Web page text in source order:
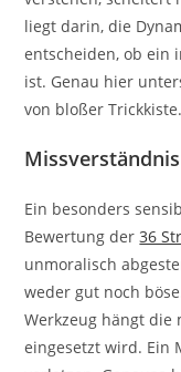
liegt darin, die
entscheiden, ob ein
ist. Genau hier
von bloßer Trickkiste.
Ein besonders
Bewertung der36
unmoralisch
weder gut noch
Werkzeug hängt die
eingesetzt wird. Ein